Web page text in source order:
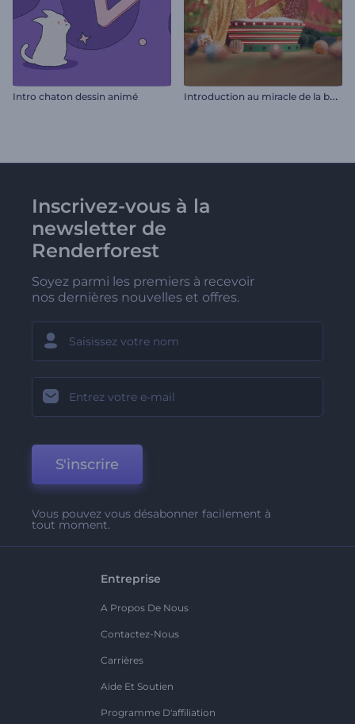
Intro chaton dessin animé I
ntroduction au miracle de la boule à neige
Inscrivez-vous à la
newsletter de
Renderforest
Soyez parmi les premiers à recevoir
nos dernières nouvelles et offres.
S'inscrire
Vous pouvez vous désabonner facilement à
tout moment.
Entreprise
A Propos De Nous
Contactez-Nous
Carrières
Aide Et Soutien
Programme D'affiliation